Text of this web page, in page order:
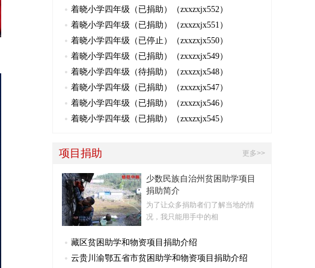
着晓小学四年级（已捐助）（zxxzxjx552）
着晓小学四年级（已捐助）（zxxzxjx551）
着晓小学四年级（已停止）（zxxzxjx550）
着晓小学四年级（已捐助）（zxxzxjx549）
着晓小学四年级（待捐助）（zxxzxjx548）
着晓小学四年级（已捐助）（zxxzxjx547）
着晓小学四年级（已捐助）（zxxzxjx546）
着晓小学四年级（已捐助）（zxxzxjx545）
更多>>
项目捐助
少数民族自治州贫困助学项目
捐助简介
为了让众多捐助者们了解当地的情
况，我只能用手中的相
藏区贫困助学和物资项目捐助介绍
云贵川渝鄂五省市贫困助学和物资项目捐助介绍